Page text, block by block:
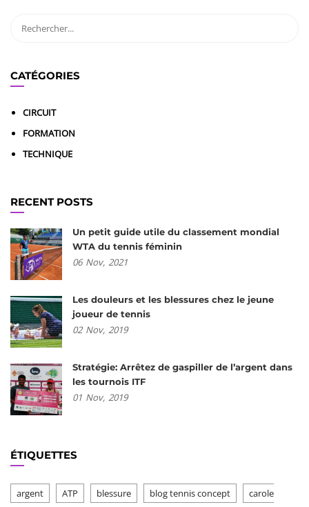
CATÉGORIES
CIRCUIT
FORMATION
TECHNIQUE
RECENT POSTS
Un petit guide utile du classement mondial
WTA du tennis féminin
06 Nov, 2021
Les douleurs et les blessures chez le jeune
joueur de tennis
02 Nov, 2019
Stratégie: Arrêtez de gaspiller de l’argent dans
les tournois ITF
01 Nov, 2019
ÉTIQUETTES
argent ATP blessure blog tennis concept
carole